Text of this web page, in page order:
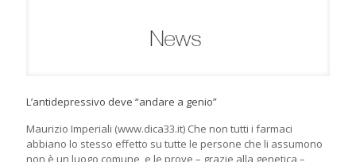
L’antidepressivo deve “andare a genio”
Maurizio Imperiali (www.dica33.it) Che non tutti i farmaci
abbiano lo stesso effetto su tutte le persone che li assumono
non è un luogo comune, e le prove – grazie alla genetica –